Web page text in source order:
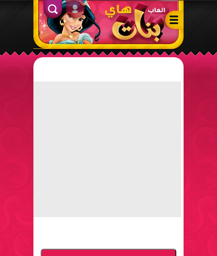
ألعاب بنات هاي – أفضل ألعاب تلبيس، مكياج، طبخ وأنشطة ممتعة
الدخول